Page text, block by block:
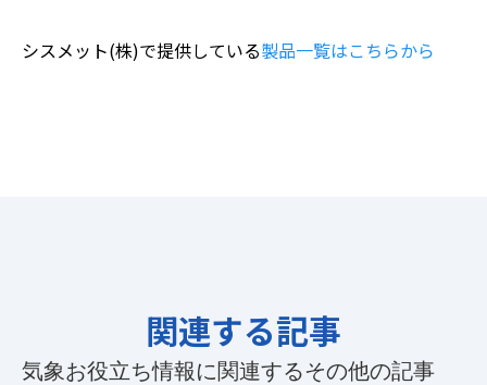
シスメット(株)で提供している製品一覧はこちらから
関連する記事
気象お役立ち情報に関連するその他の記事